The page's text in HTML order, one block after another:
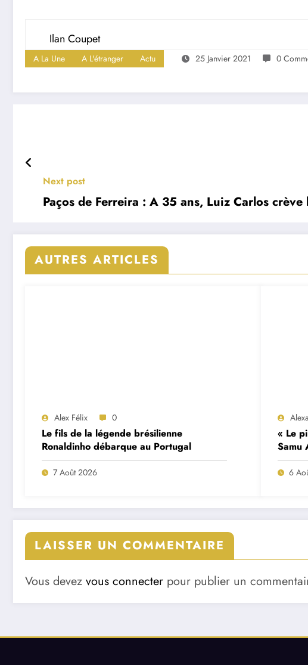
Ilan Coupet
A La Une A L'étranger Actu 25 Janvier 2021 0
Next post
Paços de Ferreira : A 35 ans, Luiz Carlos crève
AUTRES ARTICLES
Alex Félix 0
Le fils de la légende brésilienne
Ronaldinho débarque au Portugal
7 Août 2026
« Le
Samu
Porto
6
LAISSER UN COMMENTAIRE
Vous devez vous connecter pour publier un